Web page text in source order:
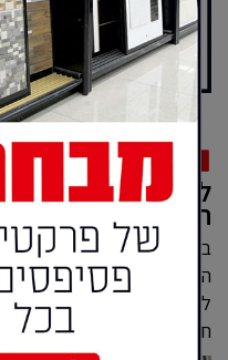
מגזין
לא בגלל שנכשלו,
החדש של משפחת
בשבועות האחרונים
האילתית הוותיקה ״הלב
לה ולמה היא נותרת סגורה
חמישה עשורים היה חלק בלתי